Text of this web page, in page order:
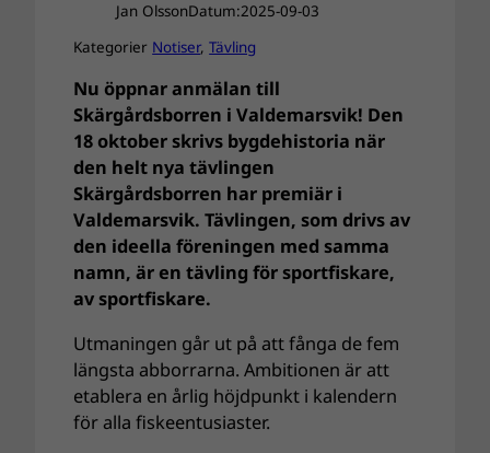
Jan OlssonDatum:2025-09-03
Kategorier Notiser, Tävling
Nu öppnar anmälan till
Skärgårdsborren i Valdemarsvik! Den
18 oktober skrivs bygdehistoria när
den helt nya tävlingen
Skärgårdsborren har premiär i
Valdemarsvik. Tävlingen, som drivs av
den ideella föreningen med samma
namn, är en tävling för sportfiskare,
av sportfiskare.
Utmaningen går ut på att fånga de fem
längsta abborrarna. Ambitionen är att
etablera en årlig höjdpunkt i kalendern
för alla fiskeentusiaster.